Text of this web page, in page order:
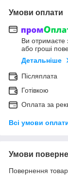
Умови оплати
Ви отримаєте
або гроші
Детальніше
Післяплата
Готівкою
Оплата за
Всі умови
Умови
Повернення